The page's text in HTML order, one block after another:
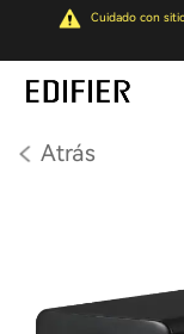
Cuidado con
Atrás